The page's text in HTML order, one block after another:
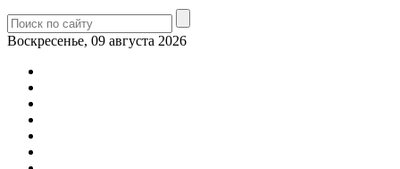
Воскресенье, 09 августа 2026